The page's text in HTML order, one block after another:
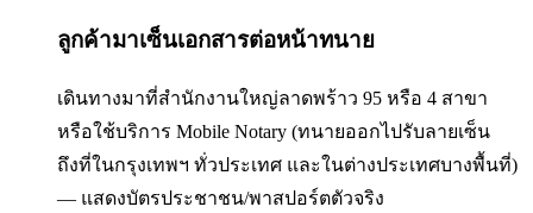
ลูกค้ามาเซ็นเอกสารต่อหน้าทนาย
เดินทางมาที่สำนักงานใหญ่ลาดพร้าว 95 หรือ 4 สาขา
หรือใช้บริการ Mobile Notary (ทนายออกไปรับลายเซ็น
ถึงที่ในกรุงเทพฯ ทั่วประเทศ และในต่างประเทศบางพื้นที่)
— แสดงบัตรประชาชน/พาสปอร์ตตัวจริง